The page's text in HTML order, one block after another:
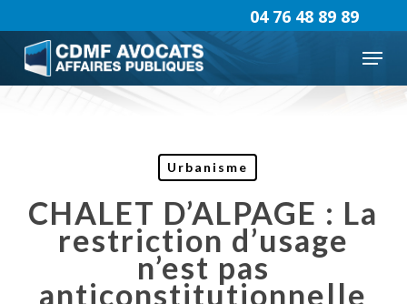
to
main
content
Menu
04 76 48 89 89
Urbanisme
CHALET D’ALPAGE : La
restriction d’usage
n’est pas
anticonstitutionnelle